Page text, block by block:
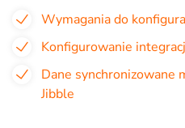
Wymagania do
Konfigurowanie
Dane synchronizowane
Jibble